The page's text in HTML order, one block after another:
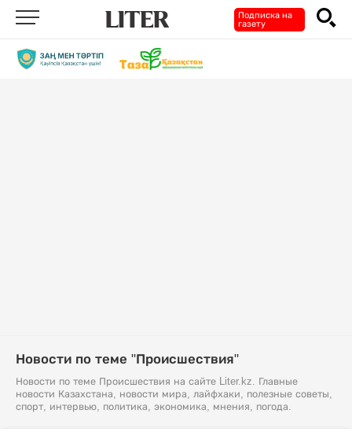
Подписка на
газету
Новости по теме "Происшествия"
Новости по теме Происшествия на сайте Liter.kz. Главные
новости Казахстана, новости мира, лайфхаки, полезные советы,
спорт, интервью, политика, экономика, мнения, погода.